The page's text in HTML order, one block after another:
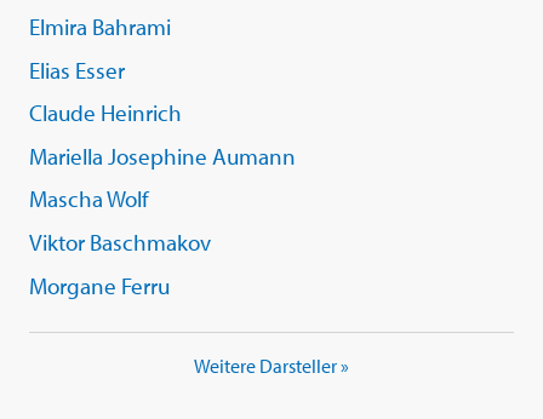
Elmira Bahrami
Elias Esser
Claude Heinrich
Mariella Josephine Aumann
Mascha Wolf
Viktor Baschmakov
Morgane Ferru
Weitere Darsteller »